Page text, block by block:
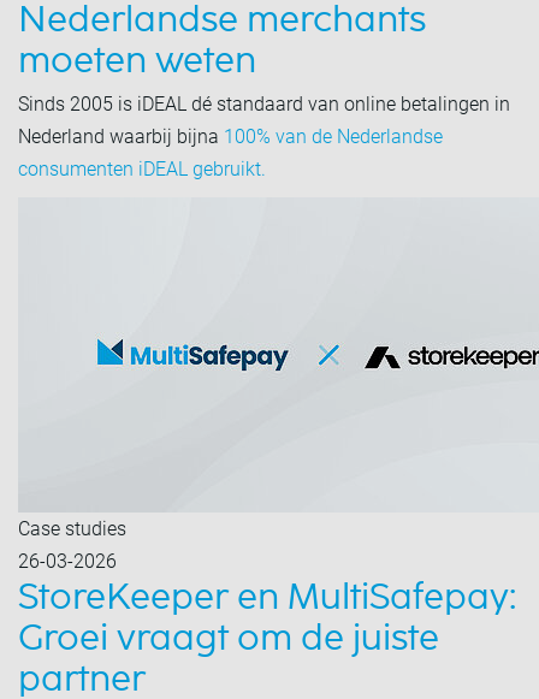
Nederlandse merchants
moeten weten
Sinds 2005 is iDEAL dé standaard van online betalingen in
Nederland waarbij bijna 100% van de Nederlandse
consumenten iDEAL gebruikt.
Case studies
26-03-2026
StoreKeeper en MultiSafepay:
Groei vraagt om de juiste
partner